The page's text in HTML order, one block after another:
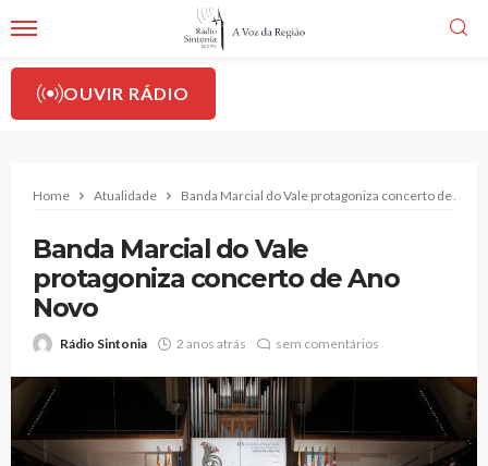
OUVIR RÁDIO
Home Atualidade Banda Marcial do Vale protagoniza concerto de Ano
Banda Marcial do Vale
protagoniza concerto de Ano
Novo
Rádio Sintonia 2 anos atrás sem comentários